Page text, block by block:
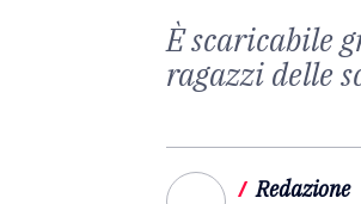
È scaricabile
ragazzi delle
/ Redazione